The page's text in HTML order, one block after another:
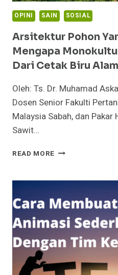
OPINI SAIN SOSIAL
Arsitektur Pohon
Mengapa
Dari Cetak Biru
Oleh: Ts. Dr. Muhamad
Dosen Senior Fakulti
Malaysia Sabah, dan
Sawit…
READ MORE ARSITEKTUR
TERSEMBUNYI:
MENGAPA
MONOKULTUR
SAWIT
MELENCENG
DARI
CETAK
BIRU
ALAM?